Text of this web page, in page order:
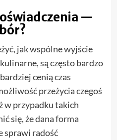
—
jak wspólne wyjście
są często bardzo
cenią czas
przeżycia czegoś
w przypadku takich
się, że dana forma
sprawi radość